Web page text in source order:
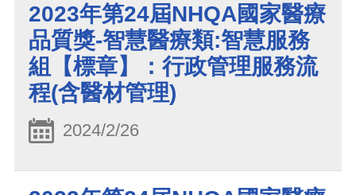
2023年第24屆NHQA國家醫療
品質獎-智慧醫療類:智慧服務
組【標章】：行政管理服務流
程(含醫材管理)
2024/2/26